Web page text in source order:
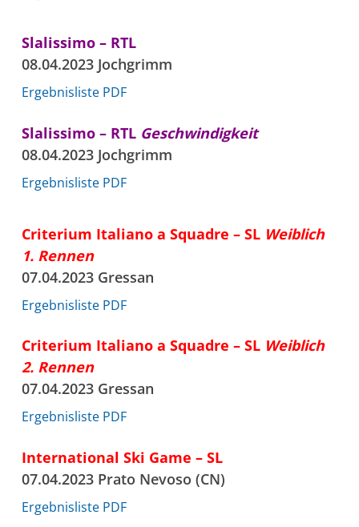
Slalissimo – RTL
08.04.2023 Jochgrimm
Ergebnisliste PDF
Slalissimo – RTL Geschwindigkeit
08.04.2023 Jochgrimm
Ergebnisliste PDF
Criterium Italiano a Squadre – SL Weiblich
1. Rennen
07.04.2023 Gressan
Ergebnisliste PDF
Criterium Italiano a Squadre – SL Weiblich
2. Rennen
07.04.2023 Gressan
Ergebnisliste PDF
International Ski Game – SL
07.04.2023 Prato Nevoso (CN)
Ergebnisliste PDF